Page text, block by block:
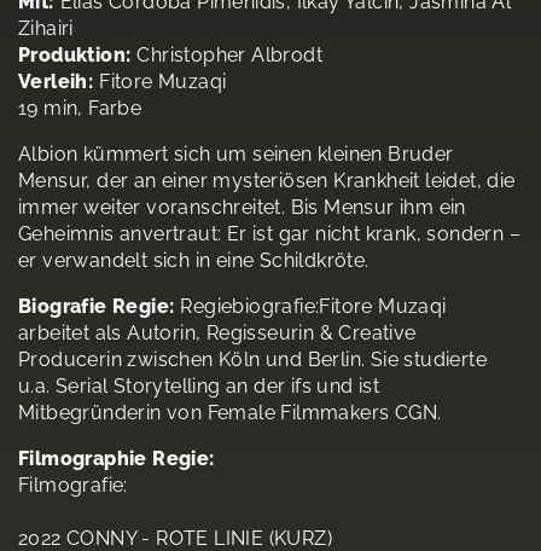
Zihairi
Produktion: Christopher Albrodt
Verleih: Fitore Muzaqi
19 min, Farbe
Albion kümmert sich um seinen kleinen Bruder
Mensur, der an einer mysteriösen Krankheit leidet, die
immer weiter voranschreitet. Bis Mensur ihm ein
Geheimnis anvertraut: Er ist gar nicht krank, sondern –
er verwandelt sich in eine Schildkröte.
Biografie Regie: Regiebiografie:Fitore Muzaqi
arbeitet als Autorin, Regisseurin & Creative
Producerin zwischen Köln und Berlin. Sie studierte
u.a. Serial Storytelling an der ifs und ist
Mitbegründerin von Female Filmmakers CGN.
Filmographie Regie:
Filmografie:
2022 CONNY - ROTE LINIE (KURZ)